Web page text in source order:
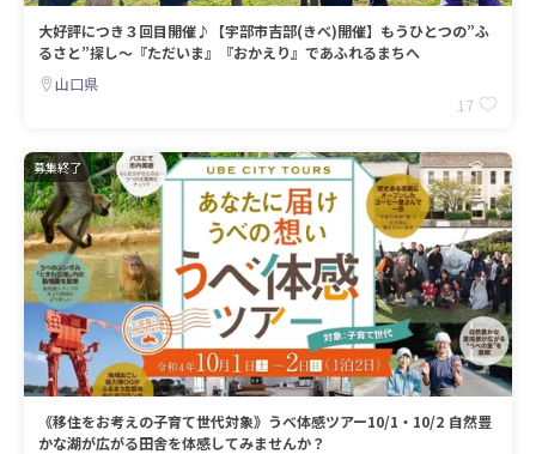
大好評につき３回目開催♪【宇部市吉部(きべ)開催】もうひとつの”ふ
るさと”探し～『ただいま』『おかえり』であふれるまちへ
山口県
17
募集終了
《移住をお考えの子育て世代対象》うべ体感ツアー10/1・10/2 自然豊
かな湖が広がる田舎を体感してみませんか？